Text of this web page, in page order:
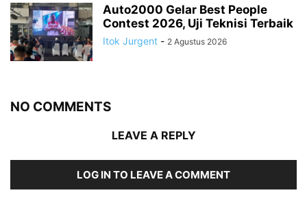
Auto2000 Gelar Best People
Contest 2026, Uji Teknisi Terbaik
Itok Jurgent - 2 Agustus 2026
NO COMMENTS
LEAVE A REPLY
LOG IN TO LEAVE A COMMENT